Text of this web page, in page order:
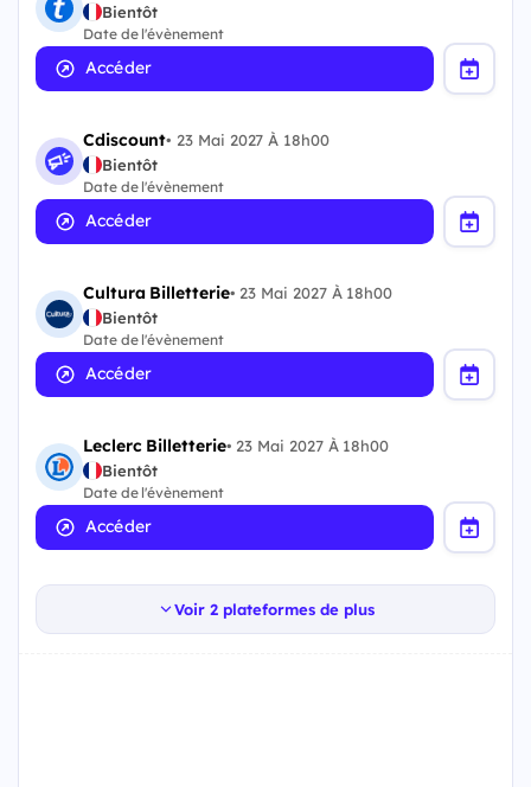
Bientôt
Date de l'évènement
Accéder
Cdiscount• 23 Mai 2027 À 18h00
Bientôt
Date de l'évènement
Accéder
Cultura Billetterie• 23 Mai 2027 À 18h00
Bientôt
Date de l'évènement
Accéder
Leclerc Billetterie• 23 Mai 2027 À 18h00
Bientôt
Date de l'évènement
Accéder
Voir 2 plateformes de plus